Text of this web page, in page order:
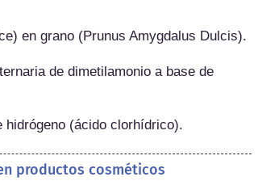
en grano (Prunus Amygdalus Dulcis).
de dimetilamonio a base de
(ácido clorhídrico).
productos cosméticos